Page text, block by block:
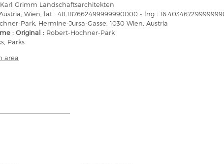
Karl Grimm Landschaftsarchitekten
Wien, lat : 48.187662499999990000 - lng :
Park, Hermine-Jursa-Gasse, 1030 Wien, Austria
: Original : Robert-Hochner-Park
Parks
area